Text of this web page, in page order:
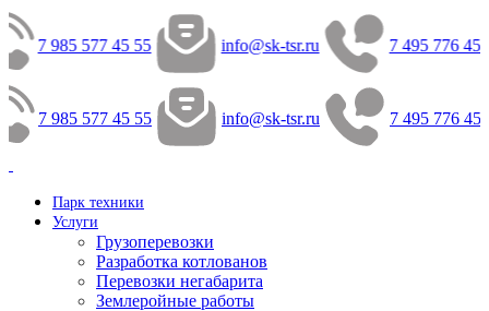
7 985 577 45 55 info@sk-tsr.ru 7 495 776 45
7 985 577 45 55 info@sk-tsr.ru 7 495 776 45
Парк техники
Услуги
Грузоперевозки
Разработка котлованов
Перевозки негабарита
Землеройные работы